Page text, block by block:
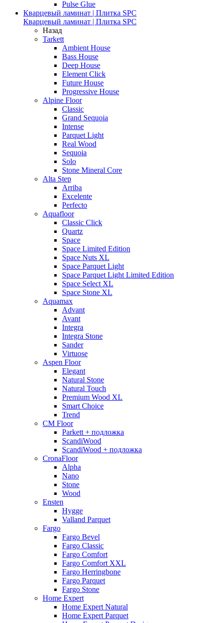
Pulse Glue
Кварцевый ламинат | Плитка SPC
Кварцевый ламинат | Плитка SPC
Назад
Tarkett
Ambient House
Bass House
Deep House
Element Click
Future House
Progressive House
Alpine Floor
Classic
Grand Sequoia
Intense
Parquet Light
Real Wood
Sequoia
Solo
Stone Mineral Core
Alta Step
Arriba
Excelente
Perfecto
Aquafloor
Classic Click
Quartz
Space
Space Limited Edition
Space Nuts XL
Space Parquet Light
Space Parquet Light Limited Edition
Space Select XL
Space Stone XL
Aquamax
Advant
Avant
Integra
Integra Stone
Sander
Virtuose
Aspen Floor
Elegant
Natural Stone
Natural Touch
Premium Wood XL
Smart Choice
Trend
CM Floor
Parkett + подложка
ScandiWood
ScandiWood + подложка
CronaFloor
Alpha
Nano
Stone
Wood
Ensten
Hygge
Valland Parquet
Fargo
Fargo Bevel
Fargo Classic
Fargo Comfort
Fargo Comfort XXL
Fargo Herringbone
Fargo Parquet
Fargo Stone
Home Expert
Home Expert Natural
Home Expert Parquet